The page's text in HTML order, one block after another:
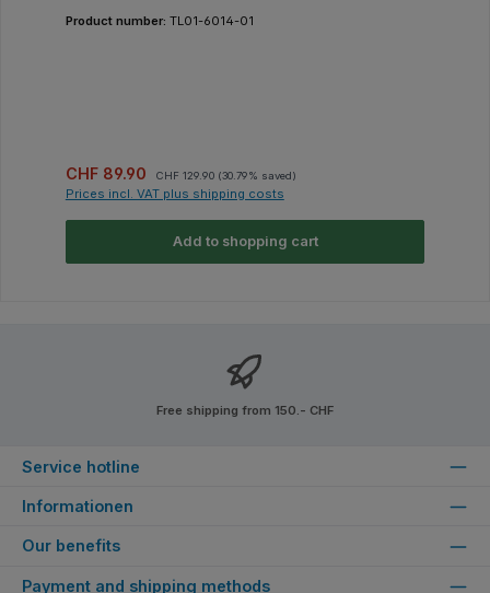
Product number: TL01-6014-01
Sale price:
CHF 89.90 CHF 129.90 (30.79% saved)
Prices incl. VAT plus shipping costs
Add to shopping cart
Free shipping from 150.- CHF
Service hotline
Informationen
Our benefits
Payment and shipping methods